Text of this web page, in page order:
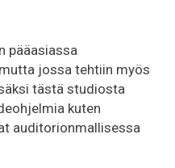
pääasiassa
jossa tehtiin myös
tästä studiosta
kuten
auditorionmallisessa